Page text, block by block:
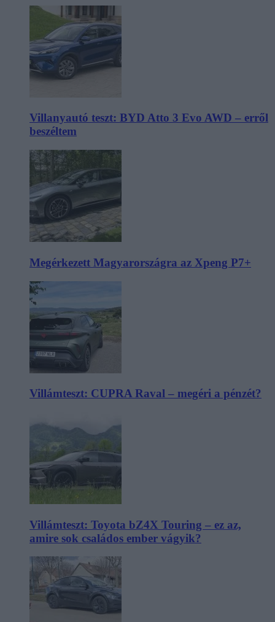
Villanyautó teszt: BYD Atto 3 Evo AWD – erről
beszéltem
Megérkezett Magyarországra az Xpeng P7+
Villámteszt: CUPRA Raval – megéri a pénzét?
Villámteszt: Toyota bZ4X Touring – ez az,
amire sok családos ember vágyik?